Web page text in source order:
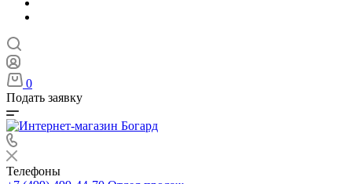
0
Подать заявку
Телефоны